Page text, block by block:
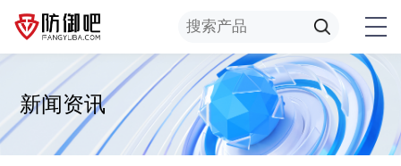
新闻资讯